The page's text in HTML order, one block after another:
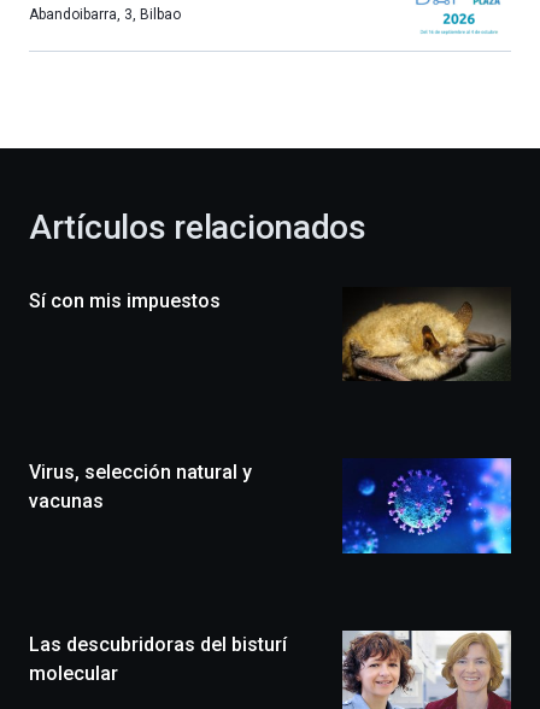
más,
celebración
novena
un
festival
monólogos,
exposiciones,
Abandoibarra, 3 Bilbao
Artículos relacionados
Sí con mis impuestos
Virus, selección natural y
vacunas
Las descubridoras del bisturí
molecular